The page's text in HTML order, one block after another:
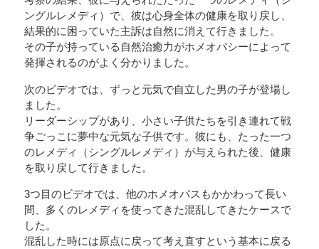
ングルレメディ）で、彼は心身全体の健康を取り戻し、
結果的に困っていた主訴は自然に消えて行きました。
その子が持っている自然治癒力がホメオパシーによって
発揮されるのがよく分かりました。
次のビデオでは、ずっと元気で自立した男の子が登場し
ました。
リーダーシップがあり、小さい子供たちを引き連れて戦
争ごっこに夢中な元気な子供です。彼にも、たった一つ
のレメディ（シングルレメディ）が与えられた後、健康
を取り戻して行きました。
3つ目のビデオでは、他のホメオパスもかかわって長い
間、多くのレメディを使ってきた混乱してきたケースで
した。
混乱した時には原点に戻って考え直すという基本に戻る